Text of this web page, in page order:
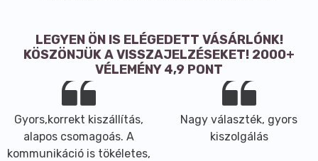
LEGYEN ÖN IS ELÉGEDETT VÁSÁRLÓNK!
KÖSZÖNJÜK A VISSZAJELZÉSEKET! 2000+
VÉLEMÉNY 4,9 PONT
Gyors,korrekt kiszállítás,
alapos csomagoás. A
kommunikáció is tökéletes,
Nagy választék, gyors
kiszolgálás